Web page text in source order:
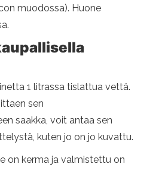
muodossa). Huone
1 litrassa tislattua vettä.
sen
saakka, voit antaa sen
kuten jo on jo kuvattu.
on kerma ja valmistettu on